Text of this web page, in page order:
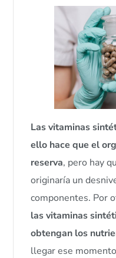
Las vitaminas
ello hace que el
reserva, pero hay
originaría un
componentes. Por
las vitaminas
obtengan los
llegar ese